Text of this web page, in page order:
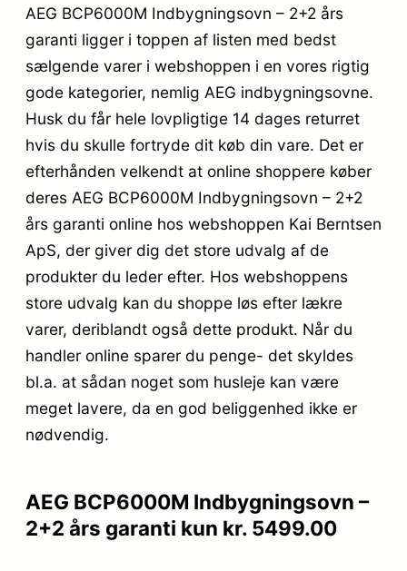
AEG BCP6000M Indbygningsovn – 2+2 års
garanti ligger i toppen af listen med bedst
sælgende varer i webshoppen i en vores rigtig
gode kategorier, nemlig AEG indbygningsovne.
Husk du får hele lovpligtige 14 dages returret
hvis du skulle fortryde dit køb din vare. Det er
efterhånden velkendt at online shoppere køber
deres AEG BCP6000M Indbygningsovn – 2+2
års garanti online hos webshoppen Kai Berntsen
ApS, der giver dig det store udvalg af de
produkter du leder efter. Hos webshoppens
store udvalg kan du shoppe løs efter lækre
varer, deriblandt også dette produkt. Når du
handler online sparer du penge- det skyldes
bl.a. at sådan noget som husleje kan være
meget lavere, da en god beliggenhed ikke er
nødvendig.
AEG BCP6000M Indbygningsovn –
2+2 års garanti kun kr. 5499.00